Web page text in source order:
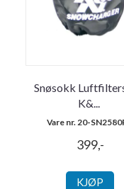
Snøsokk
K&...
Vare nr. 20-
399,-
KJØP